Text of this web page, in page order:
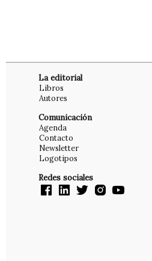
La editorial
Libros
Autores
Comunicación
Agenda
Contacto
Newsletter
Logotipos
Redes sociales